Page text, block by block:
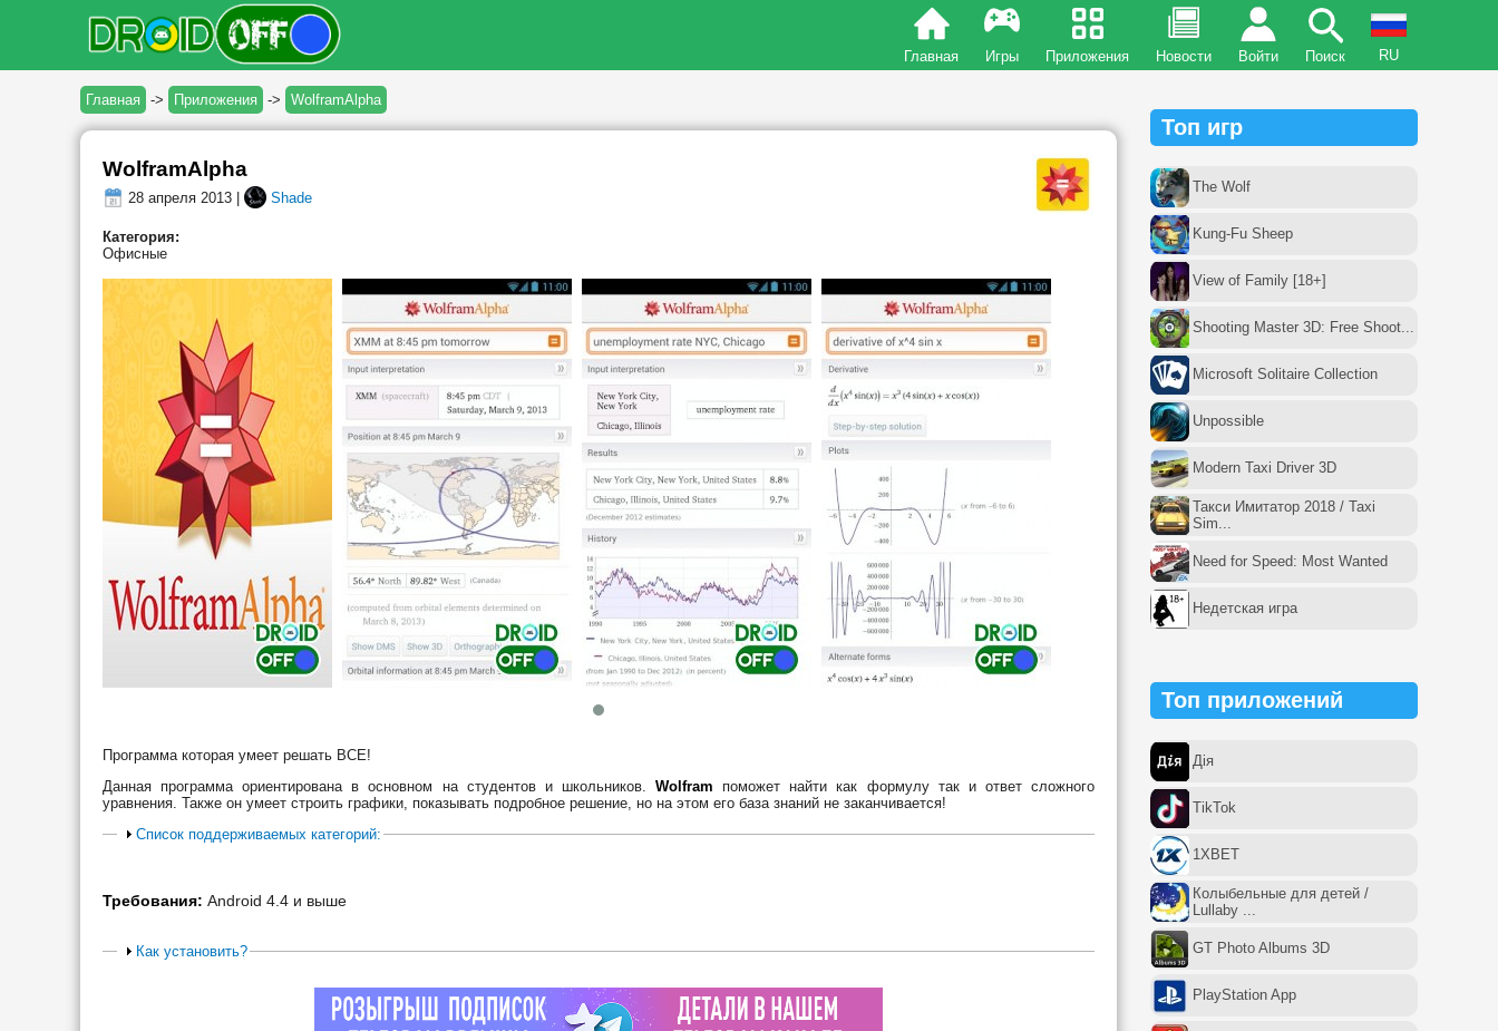
Главная Игры Приложения Новости Войти Поиск RU
Главная -> Приложения -> WolframAlpha
WolframAlpha
28 апреля 2013 | Shade
Категория:
Офисные
Программа которая умеет решать ВСЕ!
Данная программа ориентирована в основном на студентов и школьников.Wolfram поможет найти как формулу так и ответ сложного
уравнения. Также он умеет строить графики, показывать подробное решение, но на этом его база знаний не заканчивается!
Список поддерживаемых категорий:
Требования: Android 4.4 и выше
Как установить?
Топ игр
The Wolf
Kung-Fu Sheep
View of Family [18+]
Shooting Master 3D: Free Shoot...
Microsoft Solitaire Collection
Unpossible
Modern Taxi Driver 3D
Такси Имитатор 2018 / Taxi
Sim...
Need for Speed: Most Wanted
Недетская игра
Топ приложений
Дія
TikTok
1XBET
Колыбельные для детей /
Lullaby ...
GT Photo Albums 3D
PlayStation App